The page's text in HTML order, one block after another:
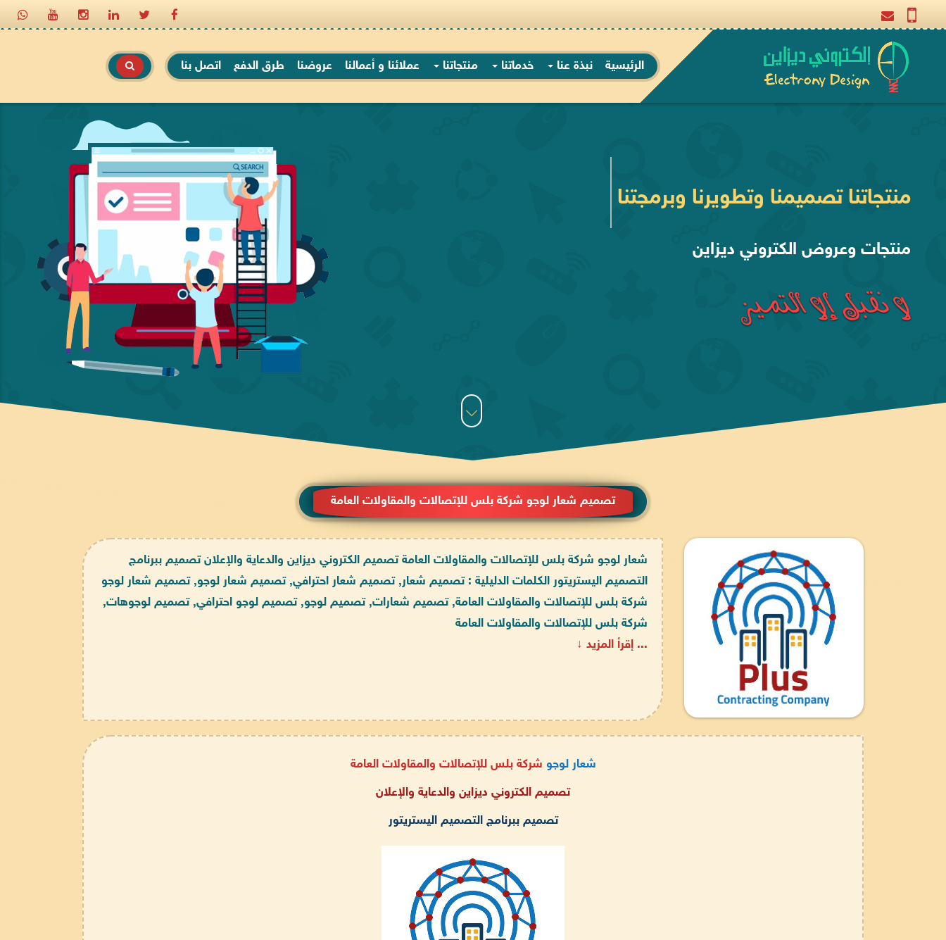
الرئيسية نبذة عنا خدماتنا منتجاتنا عملائنا و أعمالنا عروضنا طرق الدفع اتصل بنا
نستخدم برمجتنا الخاصة في تنفيذ طلبك
منتجات وعروض الكتروني ديزاين
تصميم شعار لوجو شركة بلس للإتصالات والمقاولات العامة
شعار لوجو شركة بلس للإتصالات والمقاولات العامة تصميم الكتروني ديزاين والدعاية والإعلان تصميم ببرنامج
التصميم اليستريتور الكلمات الدليلية : تصميم شعار, تصميم شعار احترافي, تصميم شعار لوجو, تصميم شعار لوجو
شركة بلس للإتصالات والمقاولات العامة, تصميم شعارات, تصميم لوجو, تصميم لوجو احترافي, تصميم لوجوهات,
شركة بلس للإتصالات والمقاولات العامة
... إقرأ المزيد ↓
شعار لوجو شركة بلس للإتصالات والمقاولات العامة
تصميم الكتروني ديزاين والدعاية والإعلان
تصميم ببرنامج التصميم اليستريتور